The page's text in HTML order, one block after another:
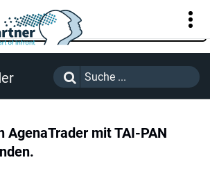
KUNDENPORTAL
AgenaTrader mit TAI-PAN